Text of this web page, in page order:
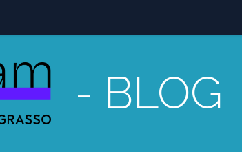
- BLOG